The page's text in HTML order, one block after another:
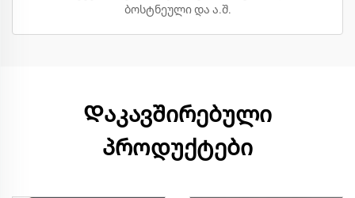
ბოსტნეული და ა.შ.
Დაკავშირებული
პროდუქტები